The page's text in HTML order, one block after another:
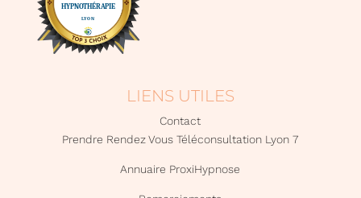
LIENS UTILES
Contact
Prendre Rendez Vous Téléconsultation Lyon 7
Annuaire ProxiHypnose